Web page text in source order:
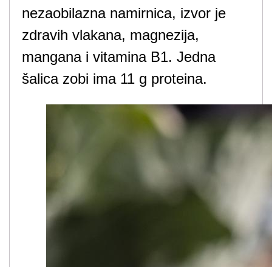
nezaobilazna namirnica, izvor je
zdravih vlakana, magnezija,
mangana i vitamina B1. Jedna
šalica zobi ima 11 g proteina.